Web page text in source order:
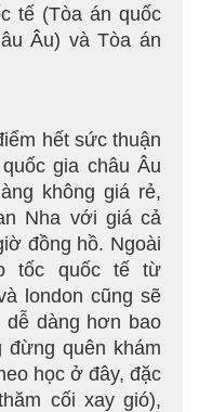
tế (Tòa án quốc
Âu) và Tòa án
hết sức thuận
gia châu Âu
không giá rẻ,
Nha với giá cả
đồng hồ. Ngoài
tốc quốc tế từ
london cũng sẽ
dễ dàng hơn bao
quên khám
học ở đây, đặc
cối xay gió),